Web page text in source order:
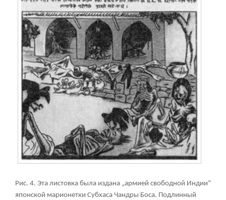
Рис. 4. Эта листовка была издана „армией свободной Индии"
японской марионетки Субхаса Чандры Боса. Подлинный